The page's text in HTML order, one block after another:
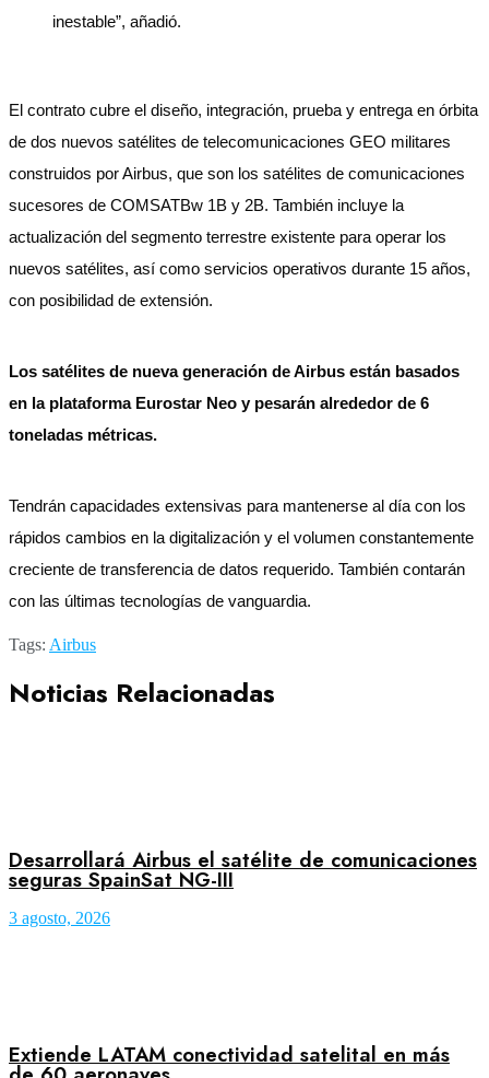
inestable”, añadió.
El contrato cubre el diseño, integración, prueba y entrega en órbita
de dos nuevos satélites de telecomunicaciones GEO militares
construidos por Airbus, que son los satélites de comunicaciones
sucesores de COMSATBw 1B y 2B. También incluye la
actualización del segmento terrestre existente para operar los
nuevos satélites, así como servicios operativos durante 15 años,
con posibilidad de extensión.
Los satélites de nueva generación de Airbus están basados
en la plataforma Eurostar Neo y pesarán alrededor de 6
toneladas métricas.
Tendrán capacidades extensivas para mantenerse al día con los
rápidos cambios en la digitalización y el volumen constantemente
creciente de transferencia de datos requerido. También contarán
con las últimas tecnologías de vanguardia.
Tags: Airbus
Noticias Relacionadas
Desarrollará Airbus el satélite de comunicaciones
seguras SpainSat NG-III
3 agosto, 2026
Extiende LATAM conectividad satelital en más